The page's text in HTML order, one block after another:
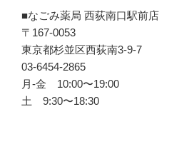
■なごみ薬局 西荻南口駅前店
〒167-0053
東京都杉並区西荻南3-9-7
03-6454-2865
月-金 10:00〜19:00
土 9:30〜18:30